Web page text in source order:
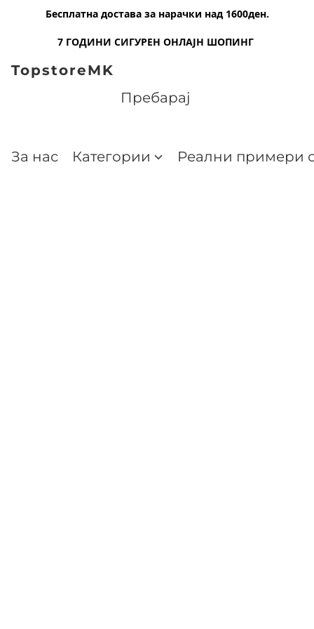
Бесплатна достава за нарачки над 1600ден.
7 ГОДИНИ СИГУРЕН ОНЛАЈН ШОПИНГ
TopstoreMK
За нас Категории Реални примери